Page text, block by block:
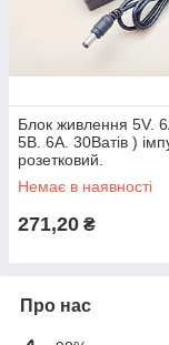
Блок живлення 5V.
5В. 6А. 30Ватів )
розетковий.
Немає в наявності
271,20 ₴
Про нас